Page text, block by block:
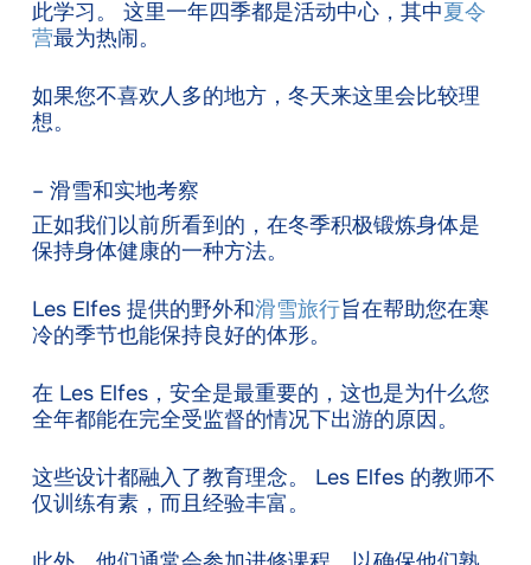
此学习。 这里一年四季都是活动中心，其中夏令
营最为热闹。
如果您不喜欢人多的地方，冬天来这里会比较理
想。
– 滑雪和实地考察
正如我们以前所看到的，在冬季积极锻炼身体是
保持身体健康的一种方法。
Les Elfes 提供的野外和滑雪旅行旨在帮助您在寒
冷的季节也能保持良好的体形。
在 Les Elfes，安全是最重要的，这也是为什么您
全年都能在完全受监督的情况下出游的原因。
这些设计都融入了教育理念。 Les Elfes 的教师不
仅训练有素，而且经验丰富。